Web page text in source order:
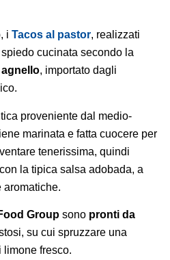
i Tacos al pastor, realizzati
cucinata secondo la
, importato dagli
proveniente dal medio-
marinata e fatta cuocere per
tenerissima, quindi
la tipica salsa adobada, a
aromatiche.
Group sono pronti da
su cui spruzzare una
limone fresco.